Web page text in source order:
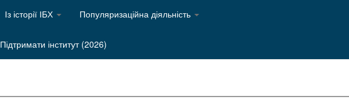
Із історії ІБХ Популяризаційна діяльність
Підтримати інститут (2026)